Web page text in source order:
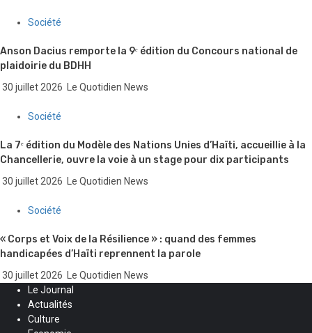
Société
Anson Dacius remporte la 9ᵉ édition du Concours national de
plaidoirie du BDHH
30 juillet 2026 Le Quotidien News
Société
La 7ᵉ édition du Modèle des Nations Unies d’Haïti, accueillie à la
Chancellerie, ouvre la voie à un stage pour dix participants
30 juillet 2026 Le Quotidien News
Société
« Corps et Voix de la Résilience » : quand des femmes
handicapées d’Haïti reprennent la parole
30 juillet 2026
Le Quotidien News
Le Journal
Actualités
Culture